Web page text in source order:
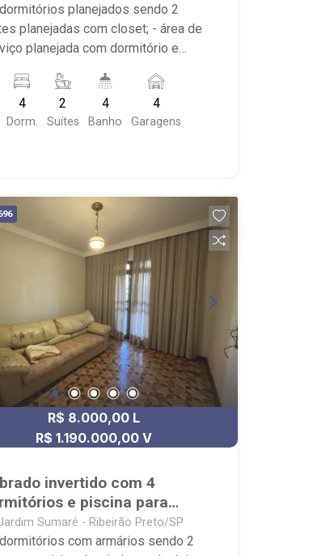
planejados sendo 2
planejadas com closet; - área de
planejada com dormitório e
- lavabo; - cozinha planejada;
de estar; - sala de jantar; - 4
planejados com box e
4
Dorm.
2
Suítes
4
Banho
4
Garagens
R$ 8.000,00 L
R$ 1.190.000,00 V
invertido com 4
e piscina para
e locação Jardim
Sumaré - Ribeirão Preto/SP
com armários sendo 2